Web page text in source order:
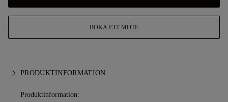
BOKA ETT MÖTE
PRODUKTINFORMATION
Produktinformation: